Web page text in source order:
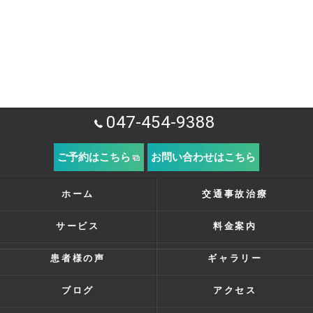
047-454-9388
ご予約はこちら お問い合わせはこちら
ホーム 交通事故治療
サービス 料金案内
患者様の声 ギャラリー
ブログ アクセス